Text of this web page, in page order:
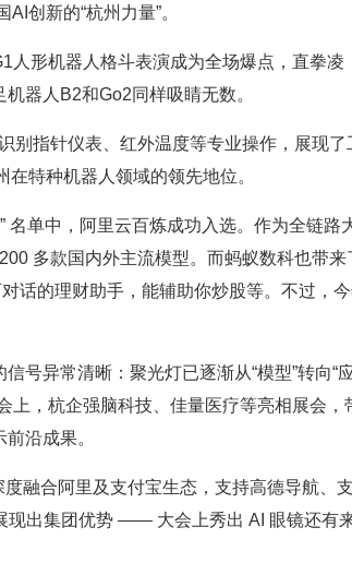
创新的“杭州力量”。
人形机器人格斗表演成为全场爆点，直拳凌
器人B2和Go2同样吸睛无数。
别指针仪表、红外温度等专业操作，展现了
特种机器人领域的领先地位。
名单中，阿里云百炼成功入选。作为全链路
多款国内外主流模型。而蚂蚁数科也带来
话的理财助手，能辅助你炒股等。不过，
号异常清晰：聚光灯已逐渐从“模型”转向“
上，杭企强脑科技、佳量医疗等亮相展会，
沿成果。
融合阿里及支付宝生态，支持高德导航、
现出集团优势 —— 大会上秀出 AI 眼镜还有